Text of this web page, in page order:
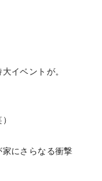
イベントが。
にさらなる衝撃